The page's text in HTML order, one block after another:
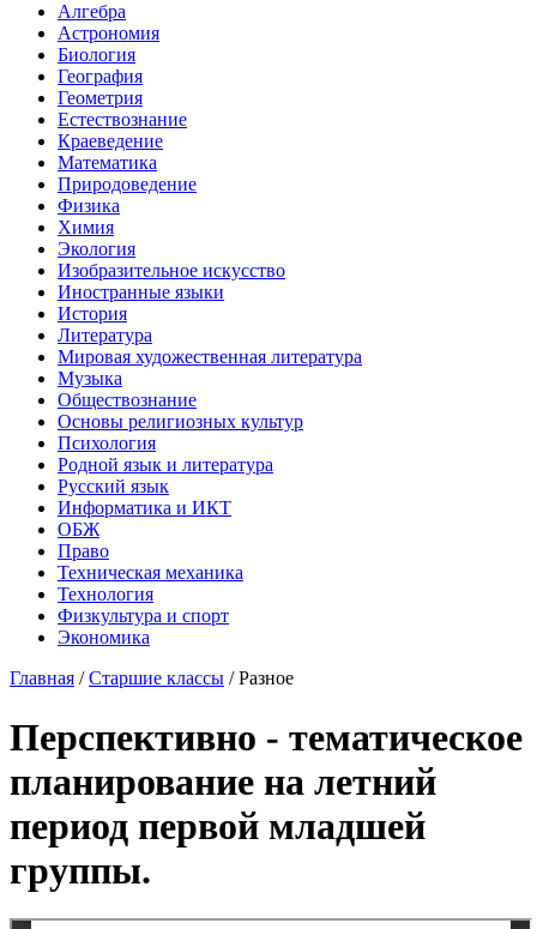
Алгебра
Астрономия
Биология
География
Геометрия
Естествознание
Краеведение
Математика
Природоведение
Физика
Химия
Экология
Изобразительное искусство
Иностранные языки
История
Литература
Мировая художественная литература
Музыка
Обществознание
Основы религиозных культур
Психология
Родной язык и литература
Русский язык
Информатика и ИКТ
ОБЖ
Право
Техническая механика
Технология
Физкультура и спорт
Экономика
Главная /Старшие классы /Разное
Перспективно - тематическое
планирование на летний
период первой младшей
группы.